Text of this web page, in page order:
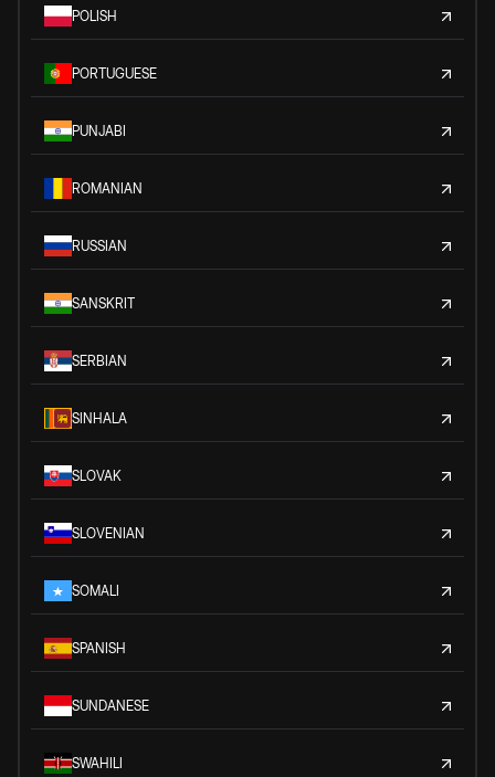
POLISH
PORTUGUESE
PUNJABI
ROMANIAN
RUSSIAN
SANSKRIT
SERBIAN
SINHALA
SLOVAK
SLOVENIAN
SOMALI
SPANISH
SUNDANESE
SWAHILI